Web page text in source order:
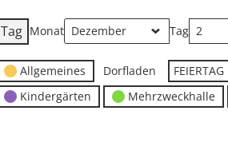
Tag Monat Tag
Allgemeines Dorfladen FEIERTAG
Kindergärten
Mehrzweckhalle